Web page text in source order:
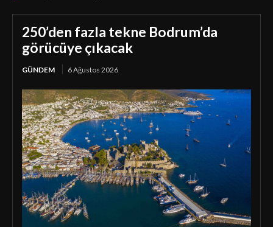
250’den fazla tekne Bodrum’da
görücüye çıkacak
GÜNDEM 6 Ağustos 2026